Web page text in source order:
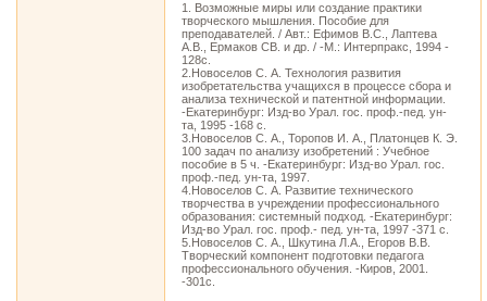
1. Возможные миры или создание практики
творческого мышления. Пособие для
преподавателей. / Авт.: Ефимов B.C., Лаптева
А.В., Ермаков СВ. и др. / -М.: Интерпракс, 1994 -
128с.
2.Новоселов С. А. Технология развития
изобретательства учащихся в процессе сбора и
анализа технической и патентной информации.
-Екатеринбург: Изд-во Урал. гос. проф.-пед. ун-
та, 1995 -168 с.
3.Новоселов С. А., Торопов И. А., Платонцев К. Э.
100 задач по анализу изобретений : Учебное
пособие в 5 ч. -Екатеринбург: Изд-во Урал. гос.
проф.-пед. ун-та, 1997.
4.Новоселов С. А. Развитие технического
творчества в учреждении профессионального
образования: системный подход. -Екатеринбург:
Изд-во Урал. гос. проф.- пед. ун-та, 1997 -371 с.
5.Новоселов С. А., Шкутина Л.А., Егоров В.В.
Творческий компонент подготовки педагога
профессионального обучения. -Киров, 2001.
-301с.